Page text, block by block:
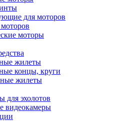
для моторов
моторы
жилеты
концы, круги
жилеты
для эхолотов
видеокамеры